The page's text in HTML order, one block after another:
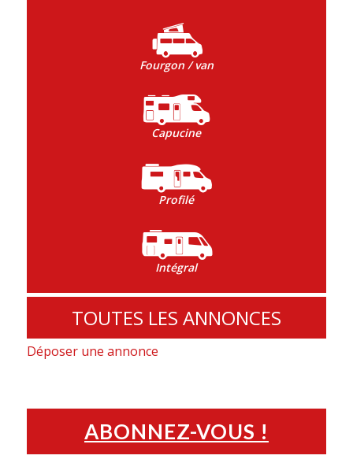
Fourgon / van
Capucine
Profilé
Intégral
TOUTES LES ANNONCES
Déposer une annonce
ABONNEZ-VOUS !